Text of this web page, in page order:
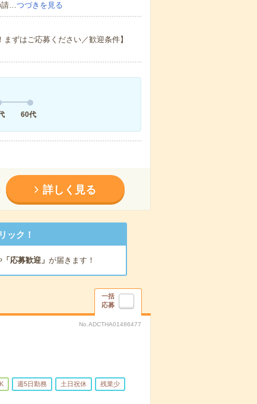
請…つづきを見る
ずはご応募ください／歓迎条件】
60代
詳しく見る
ック！
「応募歓迎」 が届きます！
一括
応募
No.ADCTHA01486477
週5日勤務 土日祝休 残業少